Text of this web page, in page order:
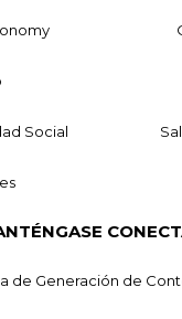
Social
de Generación de